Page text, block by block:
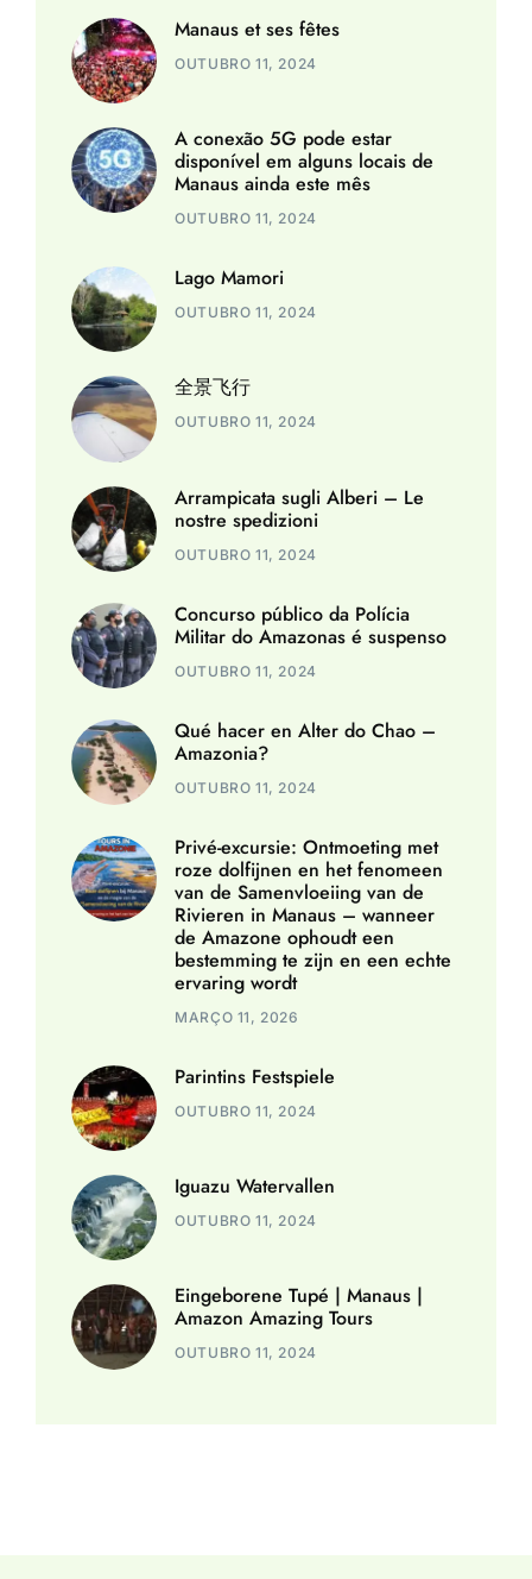
Manaus et ses fêtes
OUTUBRO 11, 2024
A conexão 5G pode estar
disponível em alguns locais de
Manaus ainda este mês
OUTUBRO 11, 2024
Lago Mamori
OUTUBRO 11, 2024
全景飞行
OUTUBRO 11, 2024
Arrampicata sugli Alberi – Le
nostre spedizioni
OUTUBRO 11, 2024
Concurso público da Polícia
Militar do Amazonas é suspenso
OUTUBRO 11, 2024
Qué hacer en Alter do Chao –
Amazonia?
OUTUBRO 11, 2024
Privé-excursie: Ontmoeting met
roze dolfijnen en het fenomeen
van de Samenvloeiing van de
Rivieren in Manaus – wanneer
de Amazone ophoudt een
bestemming te zijn en een echte
ervaring wordt
MARÇO 11, 2026
Parintins Festspiele
OUTUBRO 11, 2024
Iguazu Watervallen
OUTUBRO 11, 2024
Eingeborene Tupé | Manaus |
Amazon Amazing Tours
OUTUBRO 11, 2024